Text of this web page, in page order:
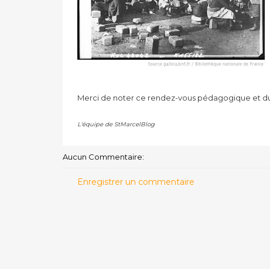
Merci de noter ce rendez-vous pédagogique et
L'équipe de StMarcelBlog
Aucun Commentaire:
Enregistrer un commentaire